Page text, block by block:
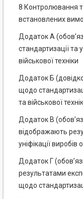
8 Контролювання
встановлених
Додаток А
стандартизації та
військової техніки
Додаток Б
щодо
та військової
Додаток В
відображають
уніфікації виробів
Додаток Г
результатами
щодо